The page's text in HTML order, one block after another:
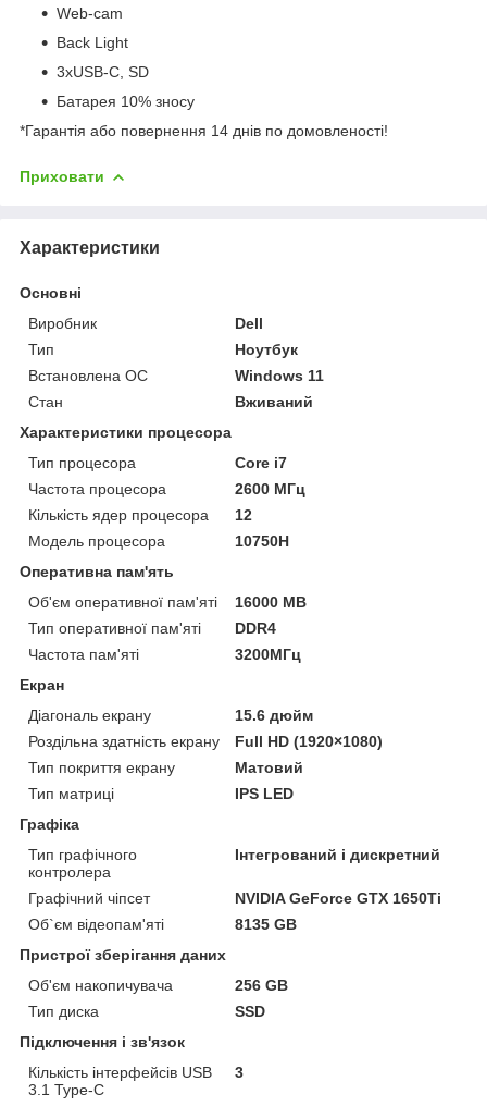
Web-cam
Back Light
3xUSB-C, SD
Батарея 10% зносу
*Гарантія або повернення 14 днів по домовленості!
Приховати
Характеристики
Основні
Виробник
Dell
Тип
Ноутбук
Встановлена ОС
Windows 11
Стан
Вживаний
Характеристики процесора
Тип процесора
Core i7
Частота процесора
2600 МГц
Кількість ядер процесора
12
Модель процесора
10750H
Оперативна пам'ять
Об'єм оперативної пам'яті
16000 MB
Тип оперативної пам'яті
DDR4
Частота пам'яті
3200МГц
Екран
Діагональ екрану
15.6 дюйм
Роздільна здатність екрану
Full HD (1920×1080)
Тип покриття екрану
Матовий
Тип матриці
IPS LED
Графіка
Тип графічного
контролера
Інтегрований і дискретний
Графічний чіпсет
NVIDIA GeForce GTX 1650Ti
Об`єм відеопам'яті
8135 GB
Пристрої зберігання даних
Об'єм накопичувача
256 GB
Тип диска
SSD
Підключення і зв'язок
Кількість інтерфейсів USB
3.1 Type-C
3